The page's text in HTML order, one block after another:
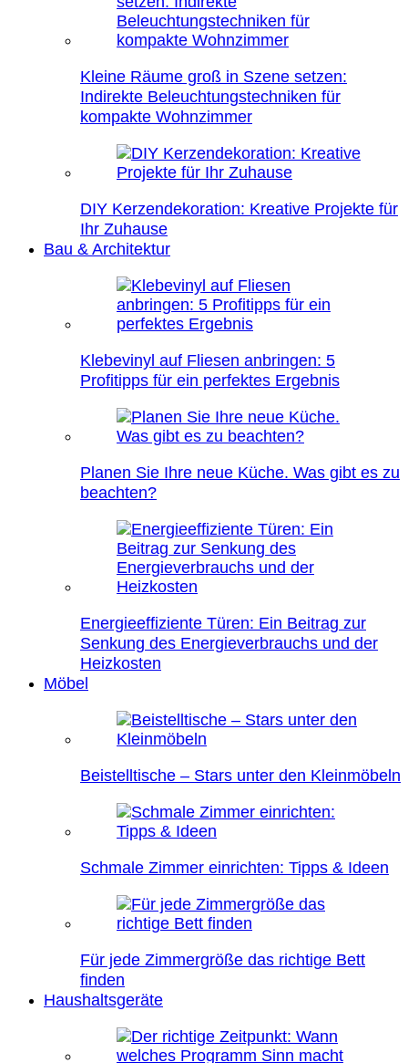
Kleine Räume groß in Szene setzen:
Indirekte Beleuchtungstechniken für
kompakte Wohnzimmer
DIY Kerzendekoration: Kreative Projekte für
Ihr Zuhause
Bau & Architektur
Klebevinyl auf Fliesen anbringen: 5
Profitipps für ein perfektes Ergebnis
Planen Sie Ihre neue Küche. Was gibt es zu
beachten?
Energieeffiziente Türen: Ein Beitrag zur
Senkung des Energieverbrauchs und der
Heizkosten
Möbel
Beistelltische – Stars unter den Kleinmöbeln
Schmale Zimmer einrichten: Tipps & Ideen
Für jede Zimmergröße das richtige Bett
finden
Haushaltsgeräte